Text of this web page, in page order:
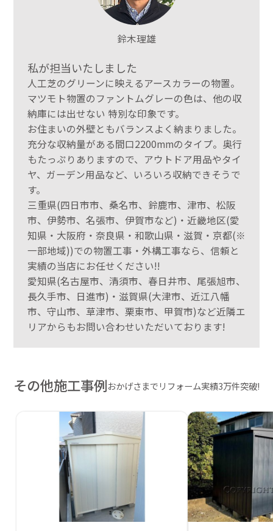
鈴木理雄
私が担当いたしました
人工芝のグリーンに映えるアースカラーの物置。
マツモト物置のファントムグレーの色は、他の収
納庫には出せない 特別な印象です。
お住まいの外壁ともバランスよく納まりました。
充分な収納量がある間口2200mmのタイプ。奥行
もたっぷりありますので、アウトドア用品やタイ
ヤ、ガーデン用品など、いろいろ収納できそうで
す。
三重県(四日市市、桑名市、鈴鹿市、津市、松阪
市、伊勢市、名張市、伊賀市など)・近畿地区(愛
知県・大阪府・奈良県・和歌山県・滋賀・京都(※
一部地域))での物置工事・外構工事なら、信頼と
実績の当店にお任せください!!
愛知県(名古屋市、清須市、春日井市、尾張旭市、
長久手市、日進市)・滋賀県(大津市、近江八幡
市、守山市、草津市、栗東市、甲賀市)など近隣エ
リアからもお問い合わせいただいております!
その他施工事例おかげさまでリフォーム実績3万件突破!